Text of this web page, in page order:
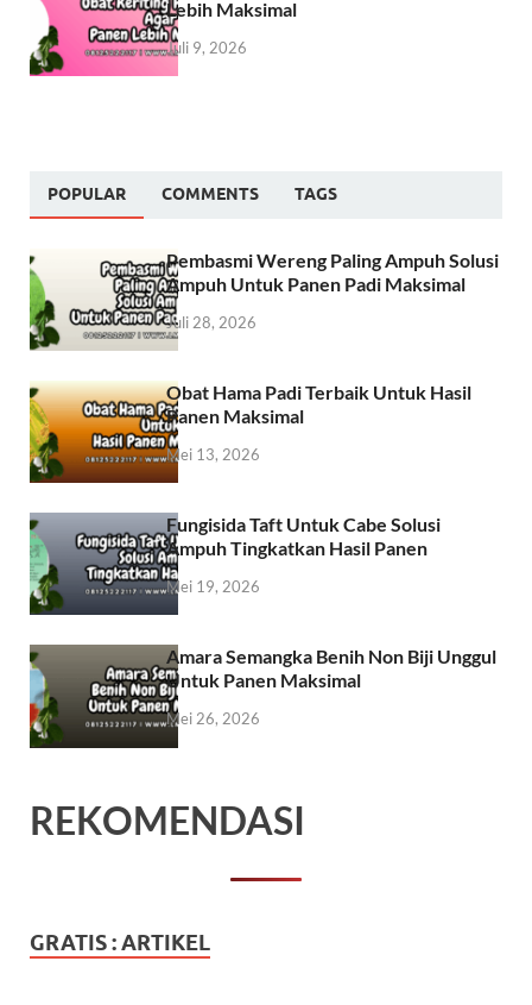
Lebih Maksimal
Juli 9, 2026
POPULAR COMMENTS TAGS
Pembasmi Wereng Paling Ampuh Solusi
Ampuh Untuk Panen Padi Maksimal
Juli 28, 2026
Obat Hama Padi Terbaik Untuk Hasil
Panen Maksimal
Mei 13, 2026
Fungisida Taft Untuk Cabe Solusi
Ampuh Tingkatkan Hasil Panen
Mei 19, 2026
Amara Semangka Benih Non Biji Unggul
Untuk Panen Maksimal
Mei 26, 2026
REKOMENDASI
GRATIS : ARTIKEL